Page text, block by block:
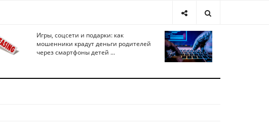
Игры, соцсети и подарки: как
мошенники крадут деньги родителей
через смартфоны детей ...